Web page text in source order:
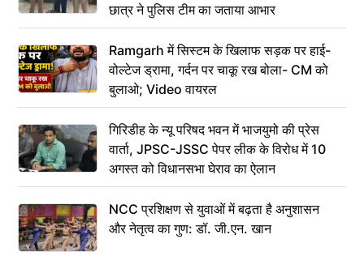
छात्र ने पुलिस टीम का जताया आभार
Ramgarh में सिस्टम के खिलाफ सड़क पर हाई-
वोल्टेज ड्रामा, गर्दन पर चाकू रख बोला- CM को
बुलाओ; Video वायरल
गिरिडीह के न्यू परिषद भवन में भाजयुमो की प्रेस
वार्ता, JPSC-JSSC पेपर लीक के विरोध में 10
अगस्त को विधानसभा घेराव का ऐलान
NCC प्रशिक्षण से युवाओं में बढ़ता है अनुशासन
और नेतृत्व का गुण: डॉ. जी.एन. खान